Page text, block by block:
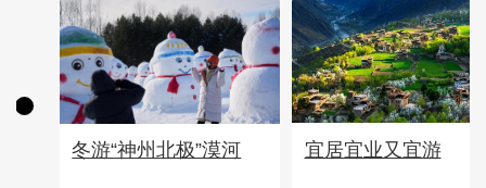
冬游“神州北极”漠河 宜居宜业又宜游